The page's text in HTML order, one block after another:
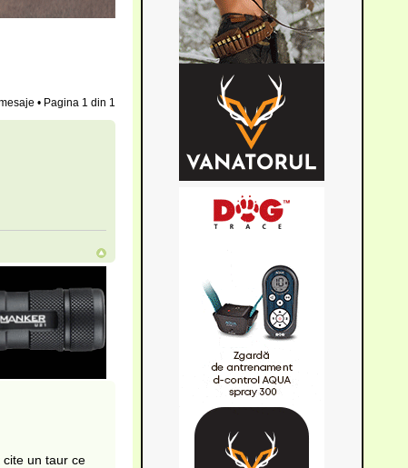
• Pagina 1 din 1
un taur ce